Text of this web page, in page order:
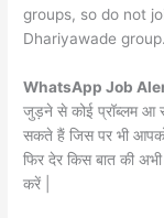
groups, so do not
Dhariyawade group.
WhatsApp Job
जुड़ने से कोई प्रॉब्लम आ
सकते हैं जिस पर भी
फिर देर किस बात की
करें |